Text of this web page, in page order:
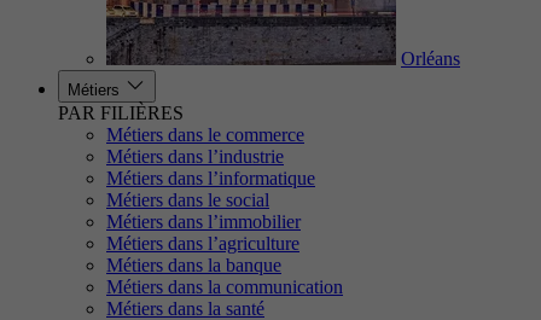
Orléans
Métiers
PAR FILIÈRES
Métiers dans le commerce
Métiers dans l’industrie
Métiers dans l’informatique
Métiers dans le social
Métiers dans l’immobilier
Métiers dans l’agriculture
Métiers dans la banque
Métiers dans la communication
Métiers dans la santé